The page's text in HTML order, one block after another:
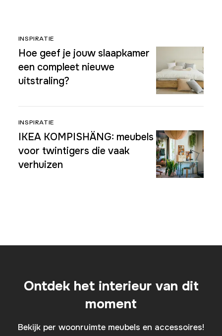
INSPIRATIE
Hoe geef je jouw slaapkamer
een compleet nieuwe
uitstraling?
INSPIRATIE
IKEA KOMPISHÄNG: meubels
voor twintigers die vaak
verhuizen
Ontdek het interieur van dit
moment
Bekijk per woonruimte meubels en accessoires!